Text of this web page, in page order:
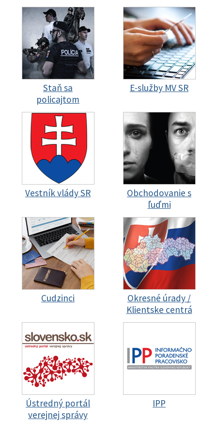
Staň sa
policajtom
E-služby MV SR
Vestník vlády SR
Obchodovanie s
ľuďmi
Cudzinci
Okresné úrady /
Klientske centrá
Ústredný portál
verejnej správy
IPP